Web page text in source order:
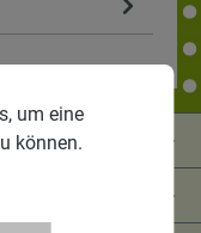
um eine
können.